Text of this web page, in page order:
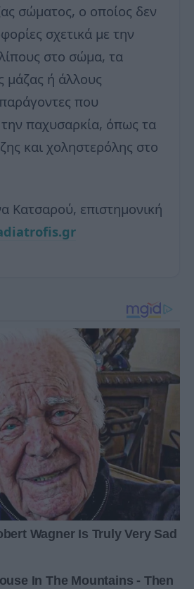
σώματος, ο οποίος δεν
σχετικά με την
στο σώμα, τα
μάζας ή άλλους
που
παχυσαρκία, όπως τα
και χοληστερόλης στο
Κατσαρού, επιστημονική